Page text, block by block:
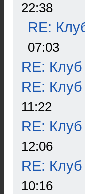
22:38
RE:
07:03
RE:
RE:
11:22
RE:
12:06
RE:
10:16